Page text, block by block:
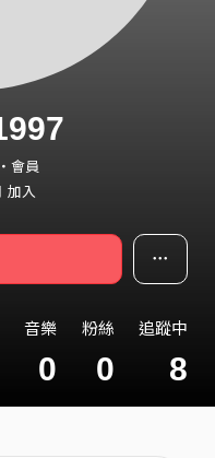
會員
加入
音樂
0
粉絲
0
追蹤中
8